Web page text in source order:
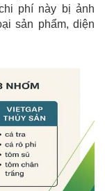
phí này bị ảnh
sản phẩm, diện